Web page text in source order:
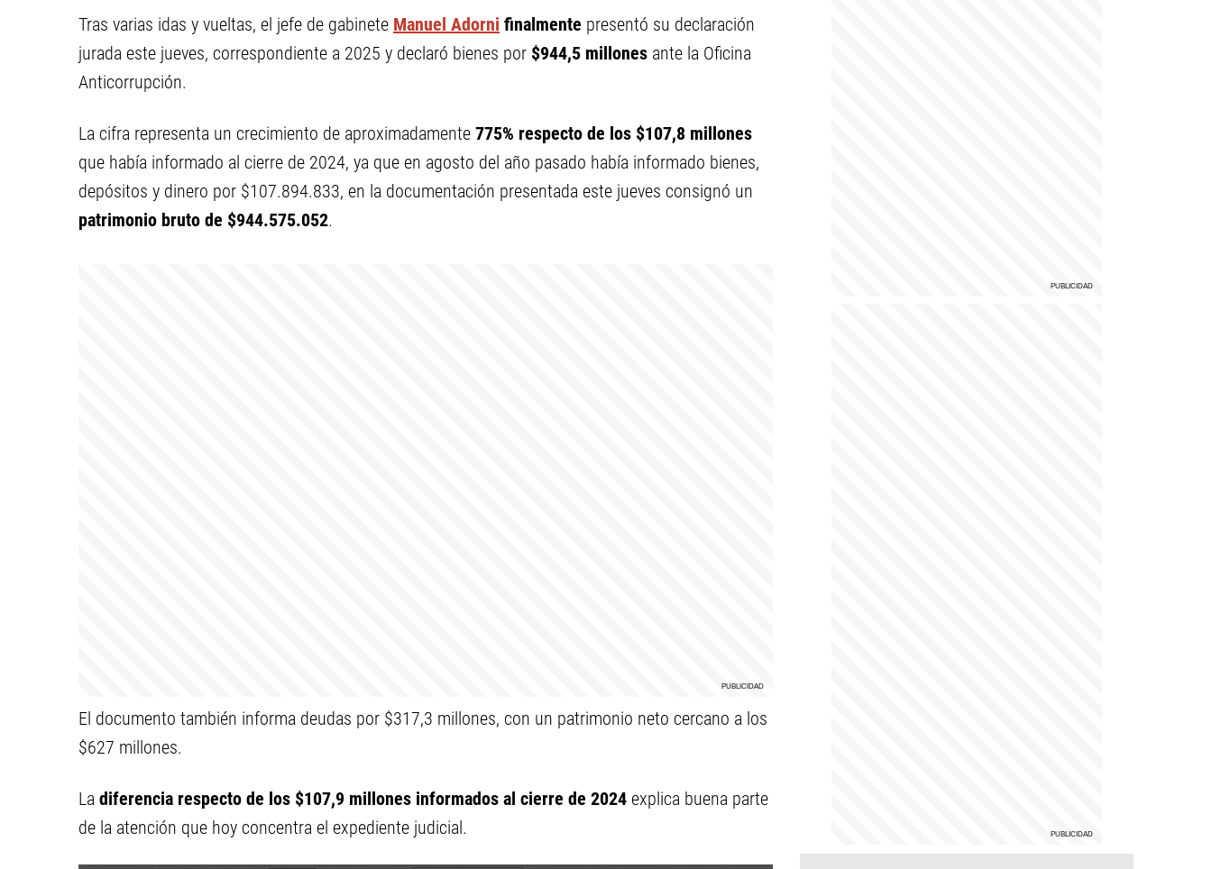
Tras varias idas y vueltas, el jefe de gabinete Manuel Adorni finalmente presentó su declaración
jurada este jueves, correspondiente a 2025 y declaró bienes por $944,5 millones ante la Oficina
Anticorrupción.
La cifra representa un crecimiento de aproximadamente 775% respecto de los $107,8 millones
que había informado al cierre de 2024, ya que en agosto del año pasado había informado bienes,
depósitos y dinero por $107.894.833, en la documentación presentada este jueves consignó un
patrimonio bruto de $944.575.052.
El documento también informa deudas por $317,3 millones, con un patrimonio neto cercano a los
$627 millones.
La diferencia respecto de los $107,9 millones informados al cierre de 2024 explica buena parte
de la atención que hoy concentra el expediente judicial.